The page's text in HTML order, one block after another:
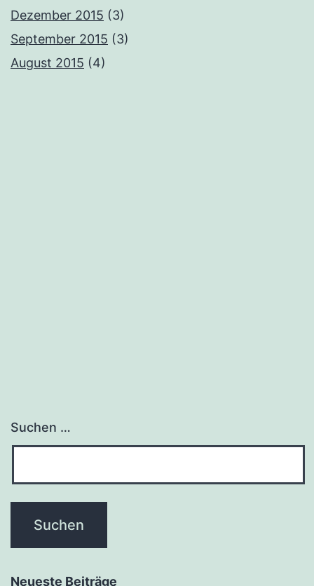
Dezember 2015 (3)
September 2015 (3)
August 2015 (4)
Suchen …
Neueste Beiträge